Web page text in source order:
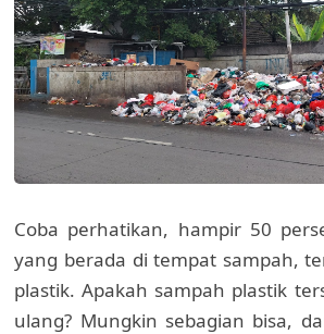
Coba perhatikan, hampir 50
yang berada di tempat sampah,
plastik. Apakah sampah plastik
ulang? Mungkin sebagian bisa,